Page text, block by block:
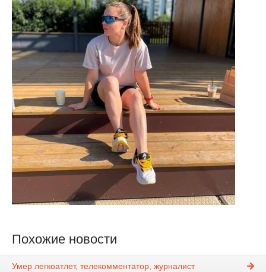
Похожие новости
Умер легкоатлет, телекомментатор, журналист